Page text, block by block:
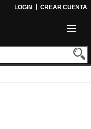
LOGIN CREAR CUENTA